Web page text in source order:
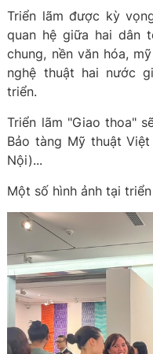
Triển lãm được kỳ
quan hệ giữa hai dân
chung, nền văn hóa,
nghệ thuật hai nước
triển.
Triển lãm "Giao thoa"
Bảo tàng Mỹ thuật
Nội)...
Một số hình ảnh tại